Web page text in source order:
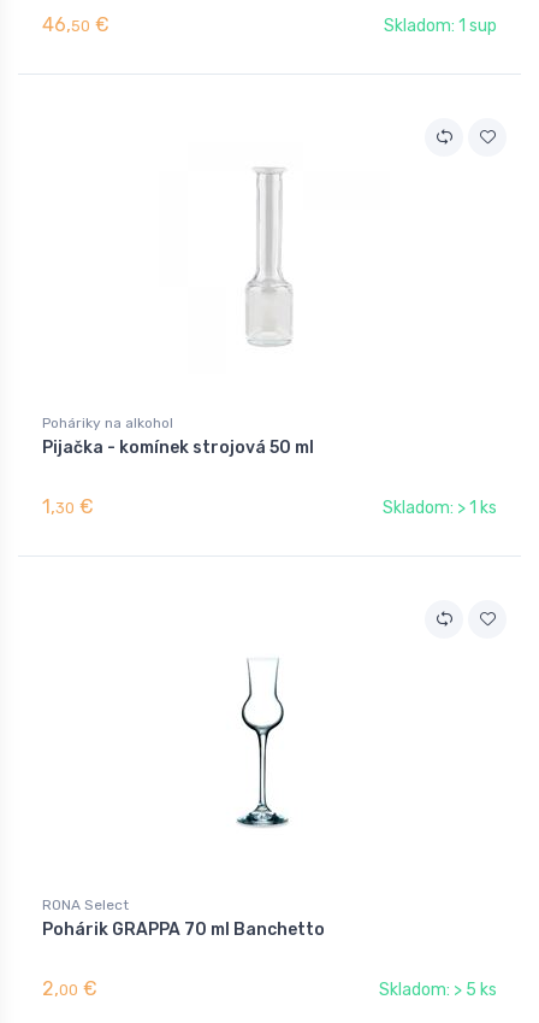
46,50 € Skladom: 1 sup
Poháriky na alkohol
Pijačka - komínek strojová 50 ml
1,30 € Skladom: > 1 ks
RONA Select
Pohárik GRAPPA 70 ml Banchetto
2,00 € Skladom: > 5 ks